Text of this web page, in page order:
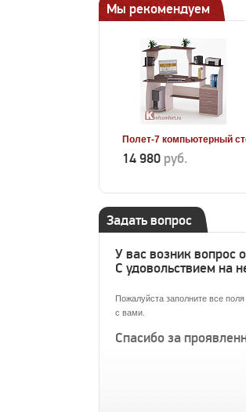
Мы рекомендуем
Полет-7 компьютерный
14 980 руб.
Задать вопрос
У вас возник вопрос
С удовольствием на
Пожалуйста заполните все
с вами.
Спасибо за